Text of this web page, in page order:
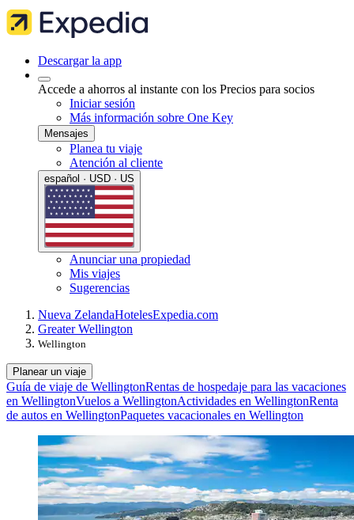
Descargar la app
Accede a ahorros al instante con los Precios para socios
Iniciar sesión
Más información sobre One Key
Mensajes
Planea tu viaje
Atención al cliente
español · USD · US
Anunciar una propiedad
Mis viajes
Sugerencias
Nueva ZelandaHotelesExpedia.com
Greater Wellington
Wellington
Planear un viaje
Guía de viaje de WellingtonRentas de hospedaje para las vacaciones
en WellingtonVuelos a WellingtonActividades en WellingtonRenta
de autos en WellingtonPaquetes vacacionales en Wellington